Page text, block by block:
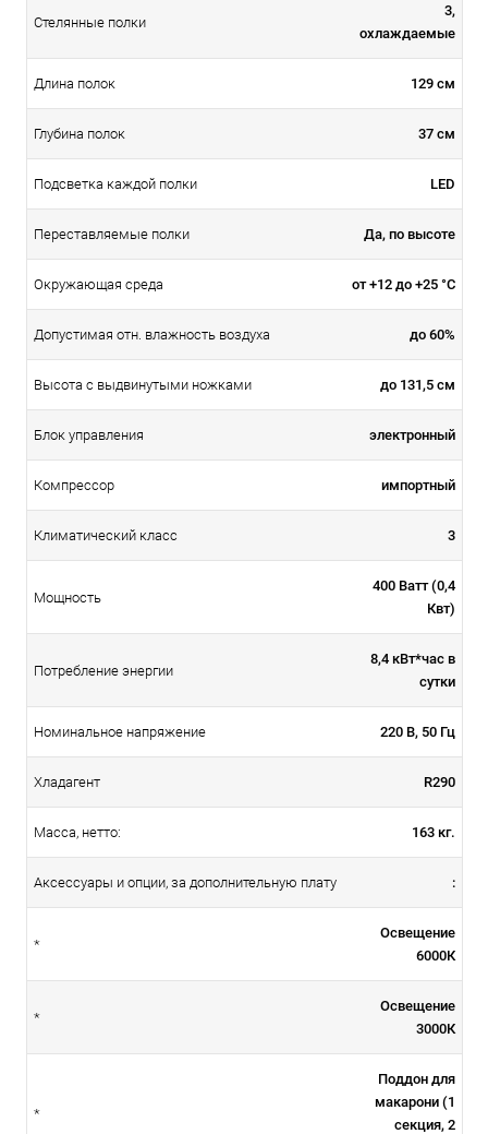
Стелянные полки
3,
охлаждаемые
Длина полок 129 см
Глубина полок 37 см
Подсветка каждой полки LED
Переставляемые полки Да, по высоте
Окружающая среда от +12 до +25 °C
Допустимая отн. влажность воздуха до 60%
Высота с выдвинутыми ножками до 131,5 см
Блок управления электронный
Компрессор импортный
Климатический класс 3
Мощность
400 Ватт (0,4
Квт)
Потребление энергии
8,4 кВт*час в
сутки
Номинальное напряжение 220 В, 50 Гц
Хладагент R290
Масса, нетто: 163 кг.
Аксессуары и опции, за дополнительную плату :
*
Освещение
6000К
*
Освещение
3000К
*
Поддон для
макарони (1
секция, 2